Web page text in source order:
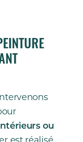
ou
est réalisé